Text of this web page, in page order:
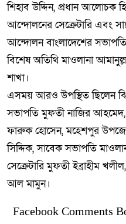
শিহাব উদ্দিন, প্রধান আলোচক
আন্দোলনের সেক্রেটারি এবং
আন্দোলন বাংলাদেশের
বিশেষ অতিথি মাওলানা
শাখা।
এসময় আরও উপস্থিত ছিলেন
সভাপতি মুফতী নাজির আহমেদ,
ফারুক হোসেন, মহেশপুর
সিদ্দিক, সাবেক সভাপতি
সেক্রেটারি মুফতী ইব্রাহীম
আল মামুন।
Facebook Comments